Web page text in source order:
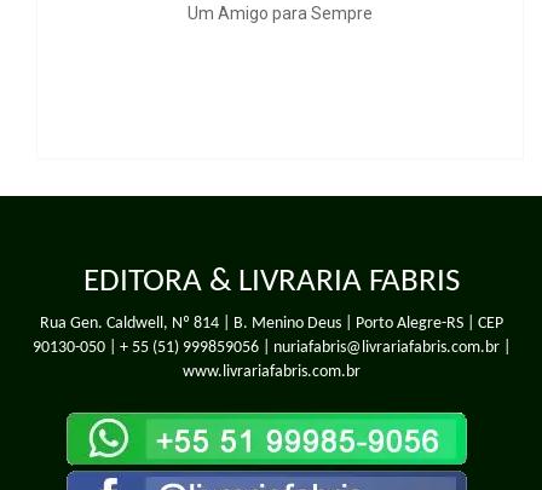
Um Amigo para Sempre
EDITORA & LIVRARIA FABRIS
Rua Gen. Caldwell, Nº 814 | B. Menino Deus | Porto Alegre-RS | CEP
90130-050 | + 55 (51) 999859056| nuriafabris@livrariafabris.com.br |
www.livrariafabris.com.br